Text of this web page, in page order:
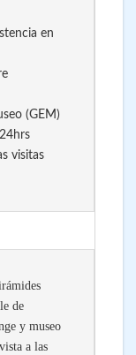
en
(GEM)
visitas
de
y museo
a las